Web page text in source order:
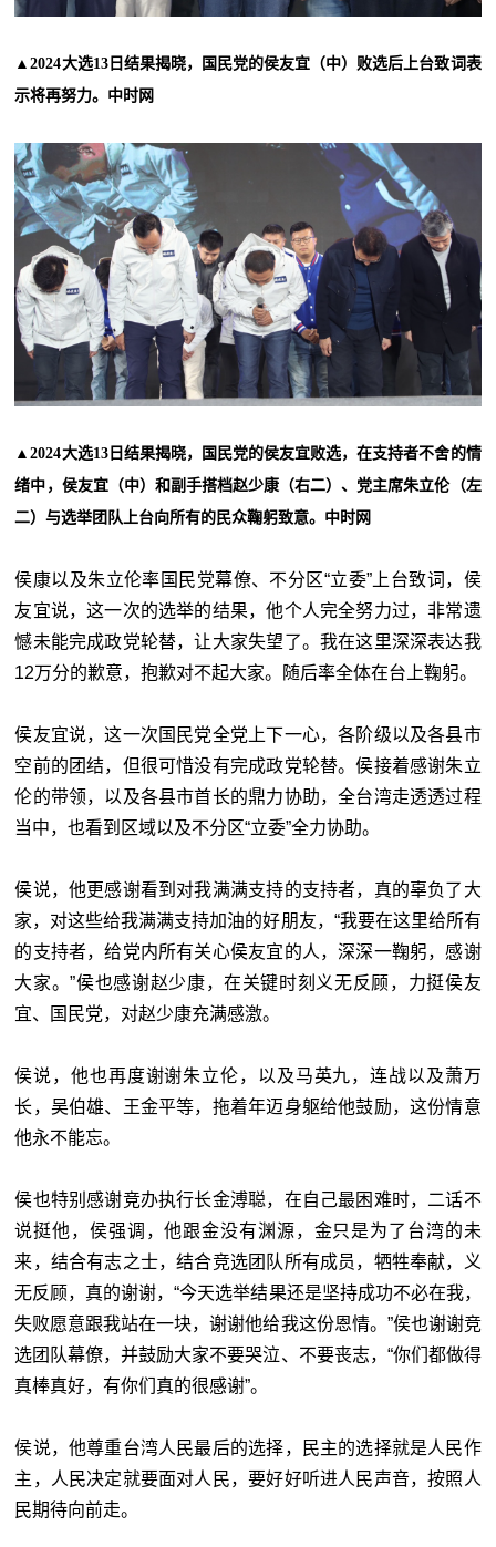
▲2024大选13日结果揭晓，国民党的侯友宜（中）败选后上台致词表
示将再努力。中时网
▲2024大选13日结果揭晓，国民党的侯友宜败选，在支持者不舍的情
绪中，侯友宜（中）和副手搭档赵少康（右二）、党主席朱立伦（左
二）与选举团队上台向所有的民众鞠躬致意。中时网
侯康以及朱立伦率国民党幕僚、不分区“立委”上台致词，侯
友宜说，这一次的选举的结果，他个人完全努力过，非常遗
憾未能完成政党轮替，让大家失望了。我在这里深深表达我
12万分的歉意，抱歉对不起大家。随后率全体在台上鞠躬。
侯友宜说，这一次国民党全党上下一心，各阶级以及各县市
空前的团结，但很可惜没有完成政党轮替。侯接着感谢朱立
伦的带领，以及各县市首长的鼎力协助，全台湾走透透过程
当中，也看到区域以及不分区“立委”全力协助。
侯说，他更感谢看到对我满满支持的支持者，真的辜负了大
家，对这些给我满满支持加油的好朋友，“我要在这里给所有
的支持者，给党内所有关心侯友宜的人，深深一鞠躬，感谢
大家。”侯也感谢赵少康，在关键时刻义无反顾，力挺侯友
宜、国民党，对赵少康充满感激。
侯说，他也再度谢谢朱立伦，以及马英九，连战以及萧万
长，吴伯雄、王金平等，拖着年迈身躯给他鼓励，这份情意
他永不能忘。
侯也特别感谢竞办执行长金溥聪，在自己最困难时，二话不
说挺他，侯强调，他跟金没有渊源，金只是为了台湾的未
来，结合有志之士，结合竞选团队所有成员，牺牲奉献，义
无反顾，真的谢谢，“今天选举结果还是坚持成功不必在我，
失败愿意跟我站在一块，谢谢他给我这份恩情。”侯也谢谢竞
选团队幕僚，并鼓励大家不要哭泣、不要丧志，“你们都做得
真棒真好，有你们真的很感谢”。
侯说，他尊重台湾人民最后的选择，民主的选择就是人民作
主，人民决定就要面对人民，要好好听进人民声音，按照人
民期待向前走。